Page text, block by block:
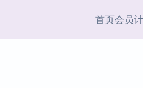
首页会员